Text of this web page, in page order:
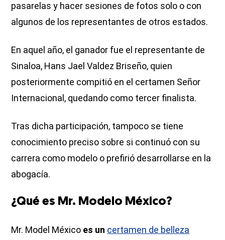
pasarelas y hacer sesiones de fotos solo o con
algunos de los representantes de otros estados.
En aquel año, el ganador fue el representante de
Sinaloa, Hans Jael Valdez Briseño, quien
posteriormente compitió en el certamen Señor
Internacional, quedando como tercer finalista.
Tras dicha participación, tampoco se tiene
conocimiento preciso sobre si continuó con su
carrera como modelo o prefirió desarrollarse en la
abogacía.
¿Qué es Mr. Modelo México?
Mr. Model México es un certamen de belleza